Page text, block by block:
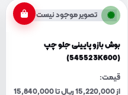
تصویر موجود نیست
بوش بازو پایینی جلو چپ
(545523K600)
قیمت:
از 15,220,000 ریال تا 15,840,000